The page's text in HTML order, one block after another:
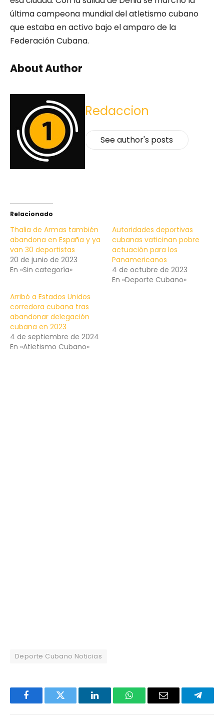
última campeona mundial del atletismo cubano
que estaba en activo bajo el amparo de la
Federación Cubana.
About Author
Redaccion
See author's posts
Relacionado
Thalia de Armas también
abandona en España y ya
van 30 deportistas
20 de junio de 2023
En «Sin categoría»
Autoridades deportivas
cubanas vaticinan pobre
actuación para los
Panamericanos
4 de octubre de 2023
En «Deporte Cubano»
Arribó a Estados Unidos
corredora cubana tras
abandonar delegación
cubana en 2023
4 de septiembre de 2024
En «Atletismo Cubano»
Deporte Cubano Noticias
FacebookTwitter LinkedInWhatsAppEmail